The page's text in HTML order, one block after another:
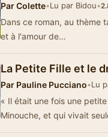
ParColette•Lu par Bidou•
Dans ce roman, au thème
et à l'amour de…
La Petite Fille et le
Par Pauline Pucciano•Lu
« Il était une fois une
Minouche, et qui vivait